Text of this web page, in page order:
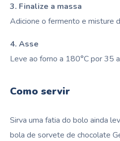
3. Finalize a massa
Adicione o fermento e misture
4. Asse
Leve ao forno a 180°C por 35
Como servir
Sirva uma fatia do bolo ainda
bola de sorvete de chocolate